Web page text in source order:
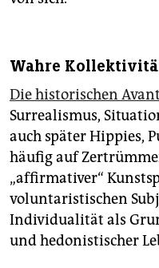
Wahre
Die historischen
Surrealismus,
auch später Hippies,
häufig auf
„affirmativer“
voluntaristischen
Individualität als
und hedonistischer